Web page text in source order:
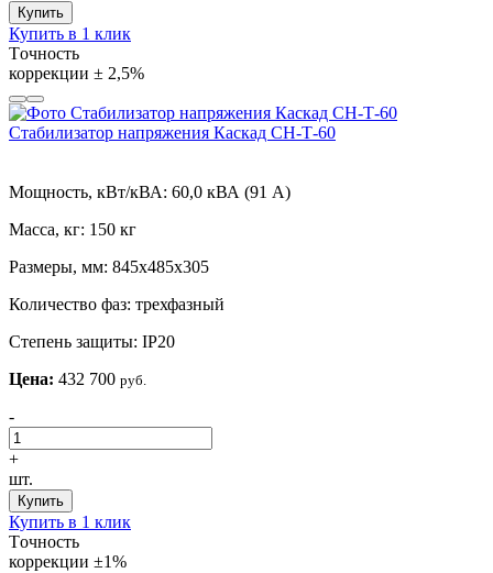
Купить
Купить в 1 клик
Tочность
коррекции ± 2,5%
Стабилизатор напряжения Каскад СН-Т-60
Мощность, кВт/кВА: 60,0 кВА (91 А)
Масса, кг: 150 кг
Размеры, мм: 845х485х305
Количество фаз: трехфазный
Степень защиты: IP20
Цена: 432 700 руб.
-
+
шт.
Купить
Купить в 1 клик
Tочность
коррекции ±1%